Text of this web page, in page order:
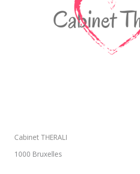
Cabinet THERALI
1000 Bruxelles